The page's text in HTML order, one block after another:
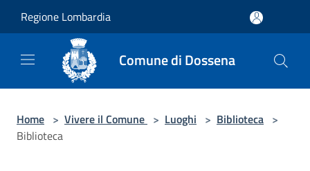
Regione Lombardia
Comune di Dossena
Home > Vivere il Comune > Luoghi > Biblioteca >
Biblioteca